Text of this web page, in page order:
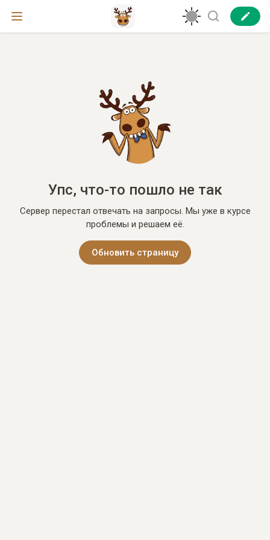
Упс, что-то пошло не так
Сервер перестал отвечать на запросы. Мы уже в курсе
проблемы и решаем её.
Обновить страницу